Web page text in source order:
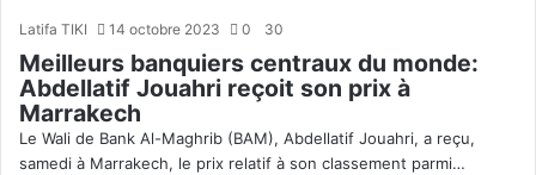
Latifa TIKI 14 octobre 2023 0 30
Meilleurs banquiers centraux du monde:
Abdellatif Jouahri reçoit son prix à
Marrakech
Le Wali de Bank Al-Maghrib (BAM), Abdellatif Jouahri, a reçu,
samedi à Marrakech, le prix relatif à son classement parmi…